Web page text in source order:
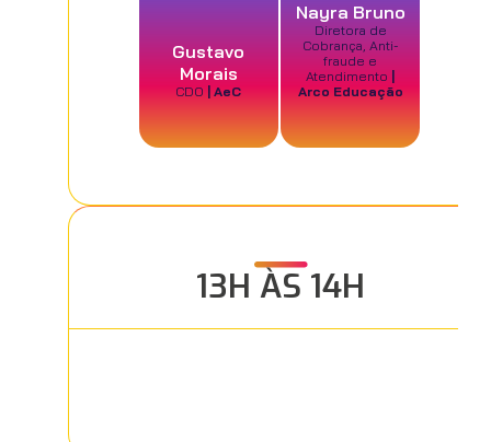
Gustavo
Morais
CDO | AeC
Nayra Bruno
Diretora de
Cobrança, Anti-
fraude e
Atendimento
Arco Educação
13H ÀS 14H